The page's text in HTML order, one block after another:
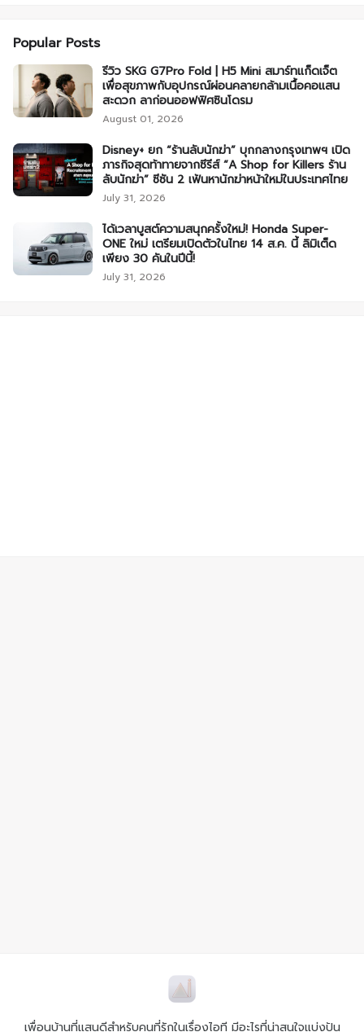
Popular Posts
รีวิว SKG G7Pro Fold | H5 Mini สมาร์ทแก็ดเจ็ต
เพื่อสุขภาพกับอุปกรณ์ผ่อนคลายกล้ามเนื้อคอแสน
สะดวก ลาก่อนออฟฟิศซินโดรม
August 01, 2026
Disney+ ยก “ร้านลับนักฆ่า” บุกกลางกรุงเทพฯ เปิด
ภารกิจสุดท้าทายจากซีรีส์ “A Shop for Killers ร้าน
ลับนักฆ่า” ซีซัน 2 เฟ้นหานักฆ่าหน้าใหม่ในประเทศไทย
July 31, 2026
ได้เวลาบูสต์ความสนุกครั้งใหม่! Honda Super-
ONE ใหม่ เตรียมเปิดตัวในไทย 14 ส.ค. นี้ ลิมิเต็ด
เพียง 30 คันในปีนี้!
July 31, 2026
เพื่อนบ้านที่แสนดีสำหรับคนที่รักในเรื่องไอที มีอะไรที่น่าสนใจแบ่งปัน